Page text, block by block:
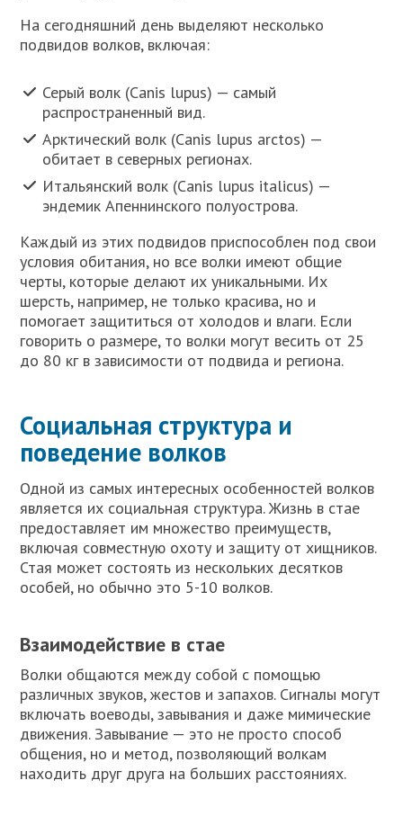
На сегодняшний день выделяют несколько
подвидов волков, включая:
Серый волк (Canis lupus) — самый
распространенный вид.
Арктический волк (Canis lupus arctos) —
обитает в северных регионах.
Итальянский волк (Canis lupus italicus) —
эндемик Апеннинского полуострова.
Каждый из этих подвидов приспособлен под свои
условия обитания, но все волки имеют общие
черты, которые делают их уникальными. Их
шерсть, например, не только красива, но и
помогает защититься от холодов и влаги. Если
говорить о размере, то волки могут весить от 25
до 80 кг в зависимости от подвида и региона.
Социальная структура и
поведение волков
Одной из самых интересных особенностей волков
является их социальная структура. Жизнь в стае
предоставляет им множество преимуществ,
включая совместную охоту и защиту от хищников.
Стая может состоять из нескольких десятков
особей, но обычно это 5-10 волков.
Взаимодействие в стае
Волки общаются между собой с помощью
различных звуков, жестов и запахов. Сигналы могут
включать воеводы, завывания и даже мимические
движения. Завывание — это не просто способ
общения, но и метод, позволяющий волкам
находить друг друга на больших расстояниях.